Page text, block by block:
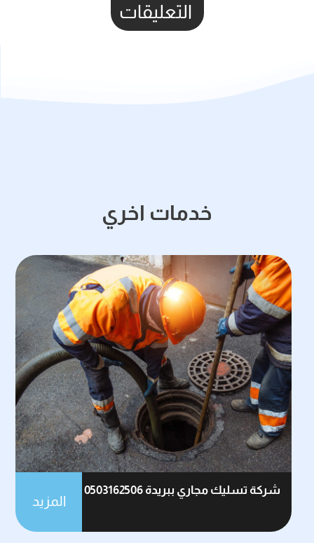
التعليقات
خدمات اخري
شركة تسليك مجاري ببريدة 0503162506
المزيد